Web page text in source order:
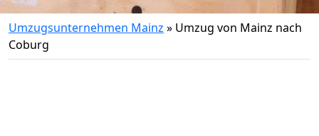
Umzugsunternehmen Mainz » Umzug von Mainz nach
Coburg